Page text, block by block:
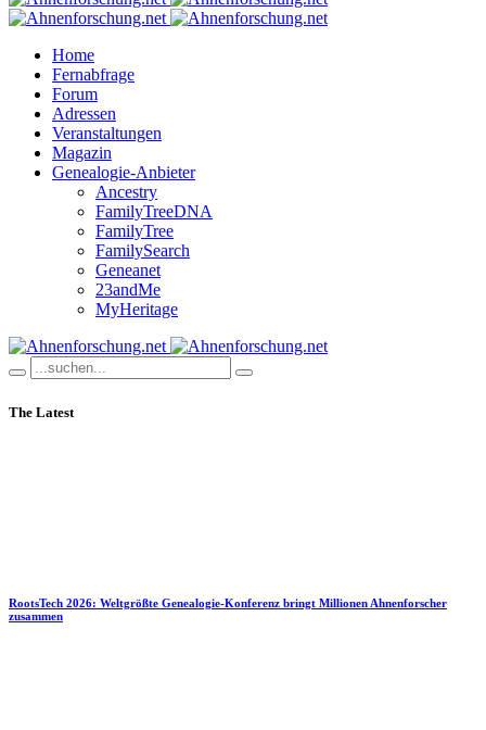
Home
Fernabfrage
Forum
Adressen
Veranstaltungen
Magazin
Genealogie-Anbieter
Ancestry
FamilyTreeDNA
FamilyTree
FamilySearch
Geneanet
23andMe
MyHeritage
The Latest
RootsTech 2026: Weltgrößte Genealogie-Konferenz bringt Millionen Ahnenforscher
zusammen